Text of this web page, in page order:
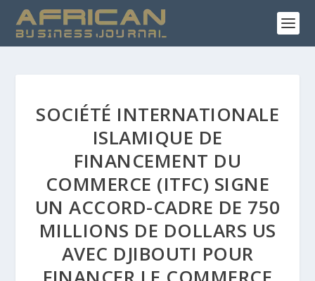
SOCIÉTÉ INTERNATIONALE
ISLAMIQUE DE
FINANCEMENT DU
COMMERCE (ITFC) SIGNE
UN ACCORD-CADRE DE 750
MILLIONS DE DOLLARS US
AVEC DJIBOUTI POUR